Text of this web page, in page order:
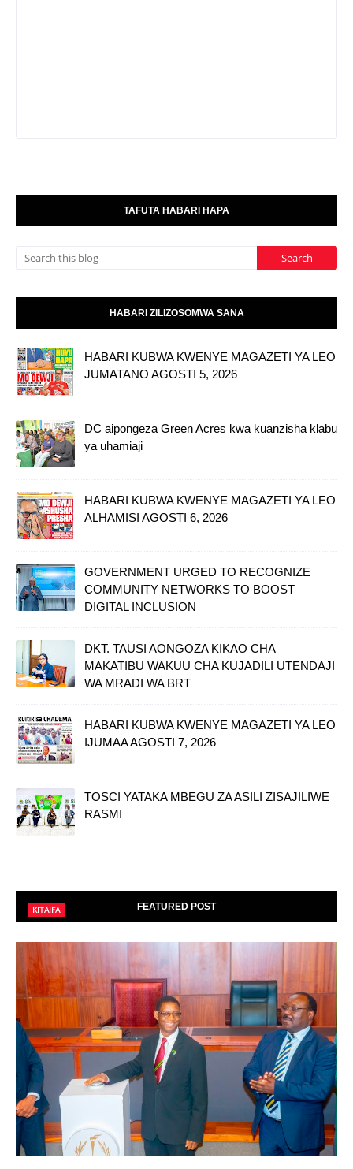
TAFUTA HABARI HAPA
HABARI ZILIZOSOMWA SANA
HABARI KUBWA KWENYE MAGAZETI YA LEO
JUMATANO AGOSTI 5, 2026
DC aipongeza Green Acres kwa kuanzisha klabu
ya uhamiaji
HABARI KUBWA KWENYE MAGAZETI YA LEO
ALHAMISI AGOSTI 6, 2026
GOVERNMENT URGED TO RECOGNIZE
COMMUNITY NETWORKS TO BOOST
DIGITAL INCLUSION
DKT. TAUSI AONGOZA KIKAO CHA
MAKATIBU WAKUU CHA KUJADILI UTENDAJI
WA MRADI WA BRT
HABARI KUBWA KWENYE MAGAZETI YA LEO
IJUMAA AGOSTI 7, 2026
TOSCI YATAKA MBEGU ZA ASILI ZISAJILIWE
RASMI
FEATURED POST
KITAIFA